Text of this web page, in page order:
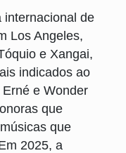
internacional de
Los Angeles,
e Xangai,
indicados ao
e Wonder
que
que
2025, a